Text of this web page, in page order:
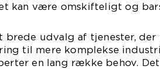
kan være omskifteligt og
brede udvalg af tjenester, der
til mere komplekse
en lang række behov.